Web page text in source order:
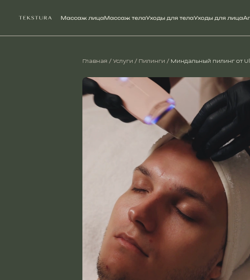
Массаж лицаМассаж телаУходы для телаУходы для лица
Главная / Услуги / Пилинги / Миндальный пилинг от